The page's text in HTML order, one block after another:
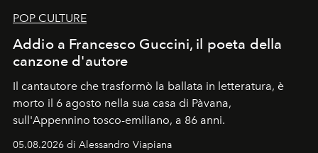
POP CULTURE
Addio a Francesco Guccini, il poeta della
canzone d'autore
Il cantautore che trasformò la ballata in letteratura, è
morto il 6 agosto nella sua casa di Pàvana,
sull'Appennino tosco-emiliano, a 86 anni.
05.08.2026 di Alessandro Viapiana